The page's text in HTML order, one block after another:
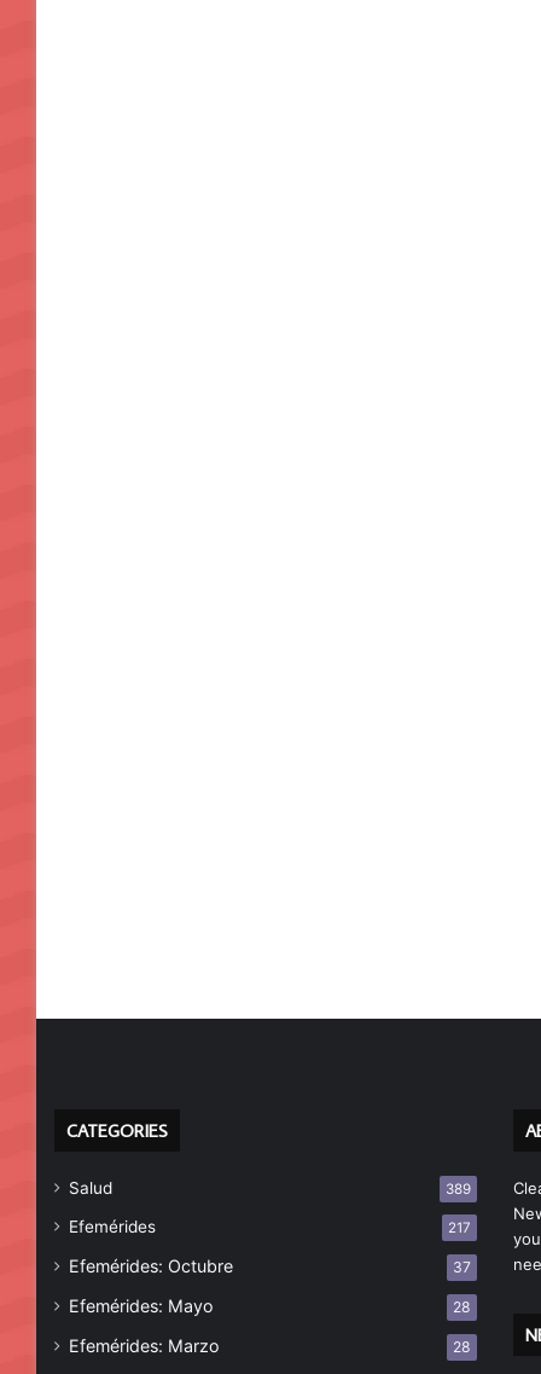
CATEGORIES
Salud 389
Efemérides 217
Efemérides: Octubre 37
Efemérides: Mayo 28
Efemérides: Marzo 28